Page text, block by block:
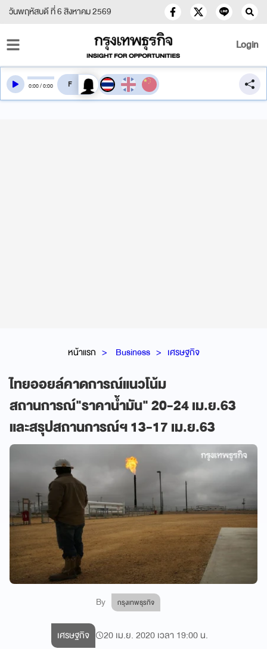
วันพฤหัสบดี ที่ 6 สิงหาคม 2569
Login
หน้าแรก Business เศรษฐกิจ
ไทยออยล์คาดการณ์แนวโน้ม
สถานการณ์"ราคาน้ำมัน" 20-24 เม.ย.63
และสรุปสถานการณ์ฯ 13-17 เม.ย.63
By กรุงเทพธุรกิจ
0:00/0:00 สลับเสียงอ่าน
เศรษฐกิจ 20 เม.ย. 2020 เวลา 19:00 น.